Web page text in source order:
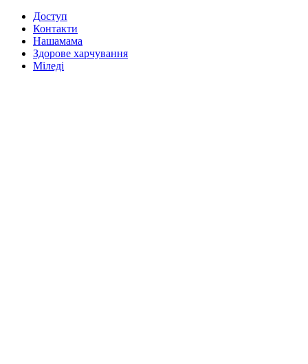
Доступ
Контакти
Нашамама
Здорове харчування
Міледі